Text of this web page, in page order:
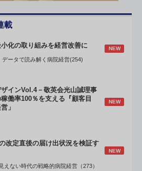
載
化の取り組みを経営改善に NEW
データで読み解く病院経営(254)
インVol.4－敬英会光山誠理事
働率100％を支える『顧客目
」
NEW
改定直後の届け出状況を検証す
NEW
えない時代の戦略的病院経営（273）